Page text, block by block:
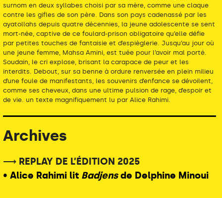
surnom en deux syllabes choisi par sa mère, comme une claque
contre les gifles de son père. Dans son pays cadenassé par les
ayatollahs depuis quatre décennies, la jeune adolescente se sent
mort-née, captive de ce foulard-prison obligatoire qu’elle défie
par petites touches de fantaisie et d’espièglerie. Jusqu’au jour où
une jeune femme, Mahsa Amini, est tuée pour l’avoir mal porté.
Soudain, le cri explose, brisant la carapace de peur et les
interdits. Debout, sur sa benne à ordure renversée en plein milieu
d’une foule de manifestants, les souvenirs d’enfance se dévoilent,
comme ses cheveux, dans une ultime pulsion de rage, d’espoir et
de vie. un texte magnifiquement lu par Alice Rahimi.
Archives
⟶ REPLAY DE L’ÉDITION 2025
• Alice Rahimi lit Badjensde Delphine Minoui